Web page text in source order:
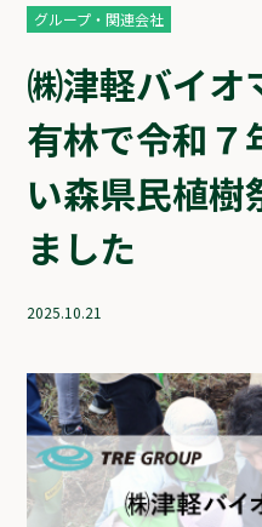
グループ・関連会社
㈱津軽バイオ
有林で令和７
い森県民植樹
ました
2025.10.21